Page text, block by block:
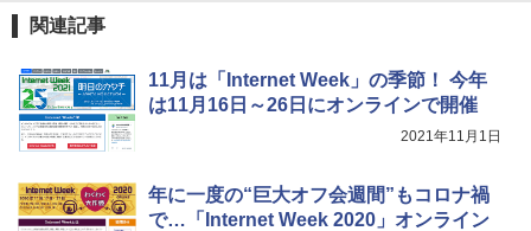
関連記事
11月は「Internet Week」の季節！ 今年
は11月16日～26日にオンラインで開催
2021年11月1日
年に一度の“巨大オフ会週間”もコロナ禍
で…「Internet Week 2020」オンライン